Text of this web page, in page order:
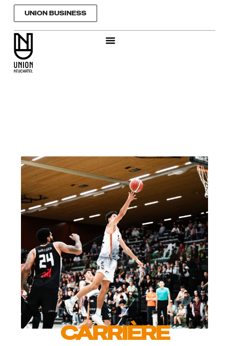
Aller
UNION BUSINESS
CARRIÈRE​